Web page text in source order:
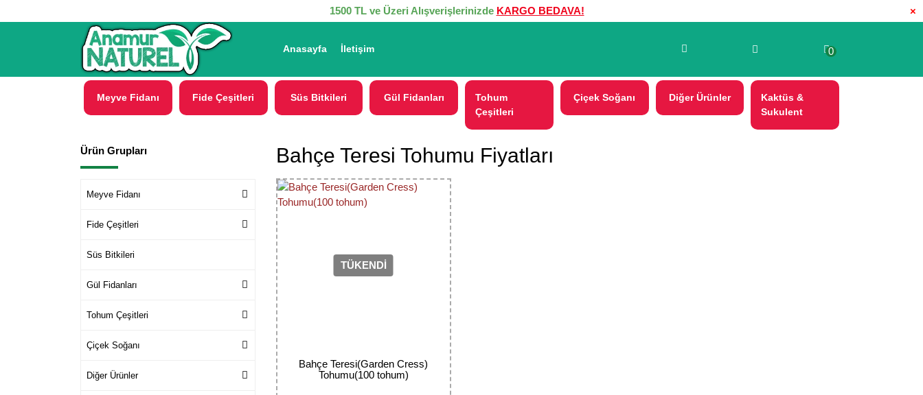
×
1500 TL ve Üzeri Alışverişlerinizde KARGO BEDAVA!
Anasayfa İletişim 0
Meyve Fidanı Fide Çeşitleri Süs Bitkileri Gül Fidanları
Tohum
Çeşitleri
Çiçek Soğanı Diğer Ürünler
Kaktüs &
Sukulent
Ürün Grupları
Meyve Fidanı
Fide Çeşitleri
Süs Bitkileri
Gül Fidanları
Tohum Çeşitleri
Çiçek Soğanı
Diğer Ürünler
Bahçe Teresi Tohumu Fiyatları
TÜKENDİ
Bahçe Teresi(Garden Cress)
Tohumu(100 tohum)